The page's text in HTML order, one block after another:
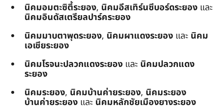
นิคมอมตะซิตี้ระยอง, นิคมอีสเทิร์นซีบอร์ดระยอง และ
นิคมอินดัสเตรียลปาร์คระยอง
นิคมมาบตาพุดระยอง, นิคมผาแดงระยอง และ นิคม
เอเชียระยอง
นิคมโรจนะปลวกแดงระยอง และ นิคมปลวกแดง
ระยอง
นิคมระยอง, นิคมบ้านค่ายระยอง, นิคมระยอง
บ้านค่ายระยอง และ นิคมหลักชัยเมืองยางระยอง